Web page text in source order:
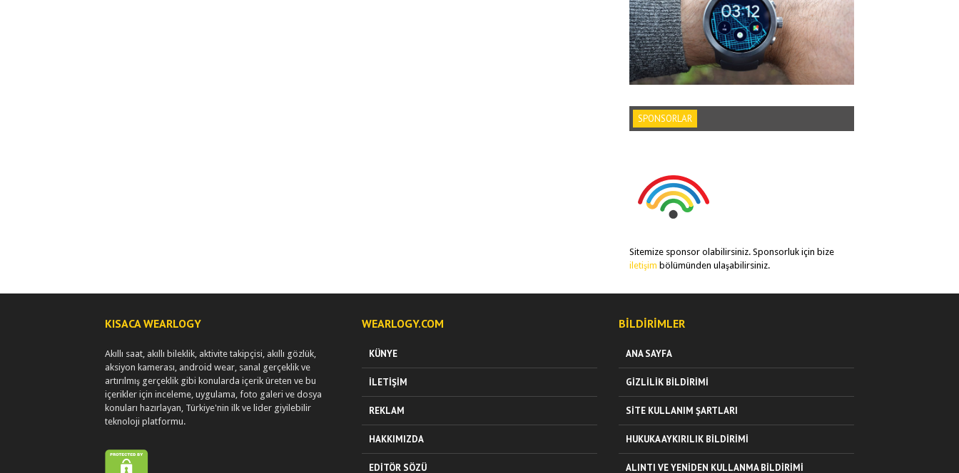
SPONSORLAR
Sitemize sponsor olabilirsiniz. Sponsorluk için bize
iletişim bölümünden ulaşabilirsiniz.
KISACA WEARLOGY
Akıllı saat, akıllı bileklik, aktivite takipçisi, akıllı gözlük,
aksiyon kamerası, android wear, sanal gerçeklik ve
artırılmış gerçeklik gibi konularda içerik üreten ve bu
içerikler için inceleme, uygulama, foto galeri ve dosya
konuları hazırlayan, Türkiye'nin ilk ve lider giyilebilir
teknoloji platformu.
WEARLOGY.COM
KÜNYE
İLETIŞIM
REKLAM
HAKKIMIZDA
EDITÖR SÖZÜ
BILDIRIMLER
ANA SAYFA
GIZLILIK BILDIRIMI
SITE KULLANIM ŞARTLARI
HUKUKA AYKIRILIK BILDIRIMI
ALINTI VE YENIDEN KULLANMA BILDIRIMI